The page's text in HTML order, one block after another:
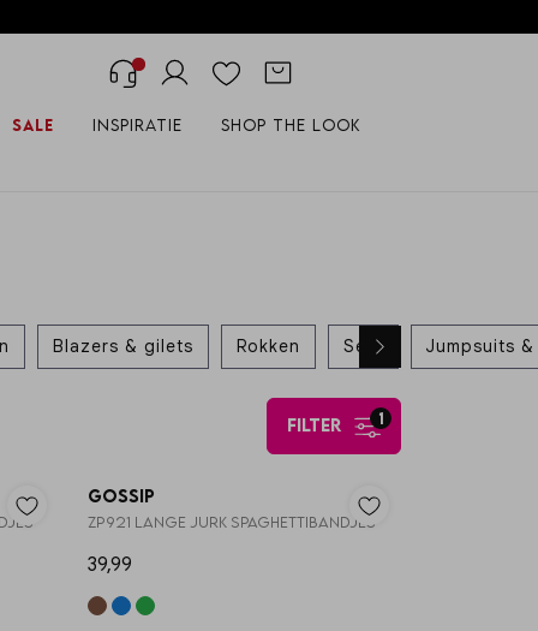
Sale Inspiratie Shop the look
Blazers & gilets Rokken Sets Jumpsuits
1
filter
Gossip
ZP921 LANGE JURK SPAGHETTIBANDJES
39,99